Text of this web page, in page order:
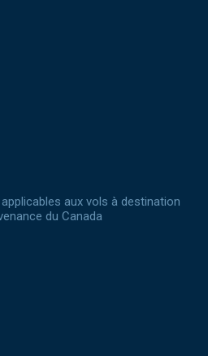
aux vols à destination
du Canada